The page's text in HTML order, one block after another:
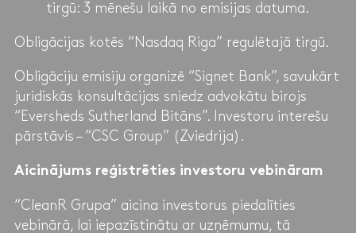
tirgū: 3 mēnešu laikā no emisijas datuma.
Obligācijas kotēs “Nasdaq Riga” regulētajā tirgū.
Obligāciju emisiju organizē “Signet Bank”, savukārt
juridiskās konsultācijas sniedz advokātu birojs
“Eversheds Sutherland Bitāns”. Investoru interešu
pārstāvis – “CSC Group” (Zviedrija).
Aicinājums reģistrēties investoru vebināram
“CleanR Grupa” aicina investorus piedalīties
vebinārā, lai iepazīstinātu ar uzņēmumu, tā